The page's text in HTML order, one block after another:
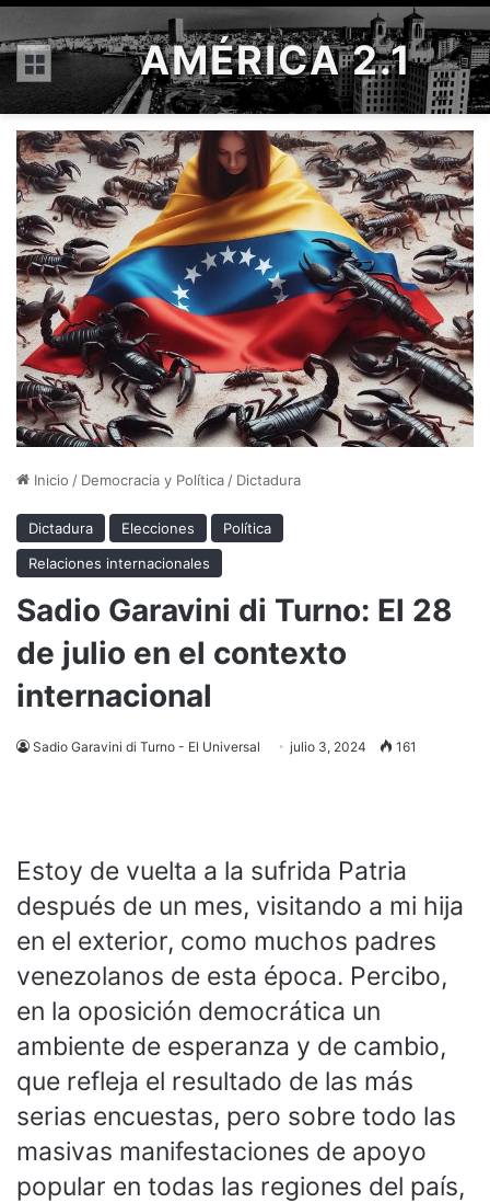
Menú AMÉRICA 2.1
Inicio / Democracia y Política / Dictadura
Dictadura Elecciones
Política
Relaciones internacionales
Sadio Garavini di Turno: El 28
de julio en el contexto
internacional
Sadio Garavini di Turno - El Universal julio 3, 2024 161
Estoy de vuelta a la sufrida Patria
después de un mes, visitando a mi hija
en el exterior, como muchos padres
venezolanos de esta época. Percibo,
en la oposición democrática un
ambiente de esperanza y de cambio,
que refleja el resultado de las más
serias encuestas, pero sobre todo las
masivas manifestaciones de apoyo
popular en todas las regiones del país,